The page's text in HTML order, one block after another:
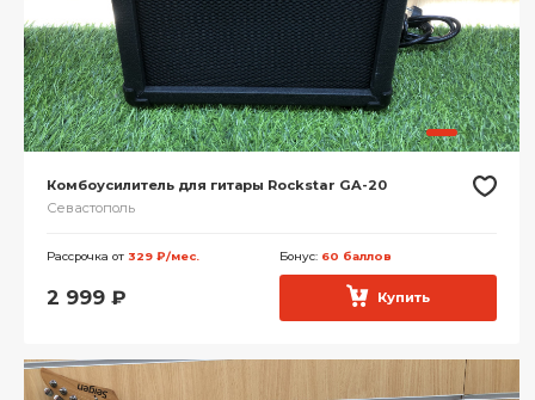
Комбоусилитель для гитары Rockstar GA-20
Севастополь
Рассрочка от 329 ₽/мес. Бонус: 60 баллов
2 999 ₽ Купить